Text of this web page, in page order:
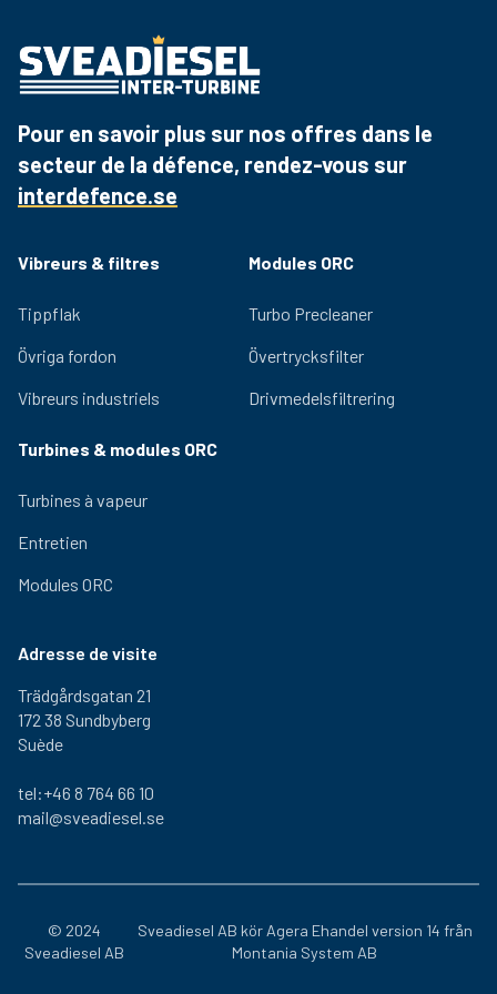
Pour en savoir plus sur nos offres dans le
secteur de la défence, rendez-vous sur
interdefence.se
Vibreurs & filtres
Tippflak
Övriga fordon
Vibreurs industriels
Modules ORC
Turbo Precleaner
Övertrycksfilter
Drivmedelsfiltrering
Turbines & modules ORC
Turbines à vapeur
Entretien
Modules ORC
Adresse de visite
Trädgårdsgatan 21
172 38 Sundbyberg
Suède
tel:+46 8 764 66 10
mail@sveadiesel.se
© 2024
Sveadiesel AB
Sveadiesel AB körAgera Ehandel version 14 från
Montania System AB